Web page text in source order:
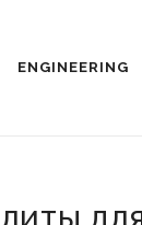
ENGINEERING